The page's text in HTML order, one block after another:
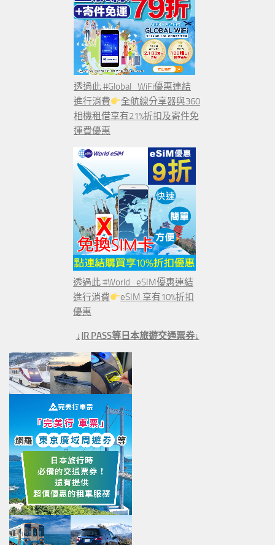
透過此 #Global_WiFi優惠連結
進行消費
全航線分享器與360
相機租借享有21%折扣及寄件免
運費優惠
透過此 #World_eSIM優惠連結
進行消費
eSIM 享有10%折扣
優惠
↓JR PASS等日本旅遊交通票券↓